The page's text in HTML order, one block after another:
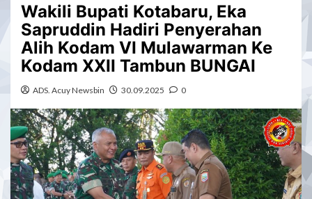
Wakili Bupati Kotabaru, Eka
Sapruddin Hadiri Penyerahan
Alih Kodam VI Mulawarman Ke
Kodam XXII Tambun BUNGAI
ADS. Acuy Newsbin 30.09.2025 0